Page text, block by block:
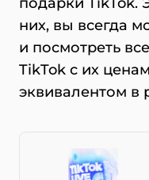
них, вы всегда
и посмотреть
TikTok с их
эквивалентом в